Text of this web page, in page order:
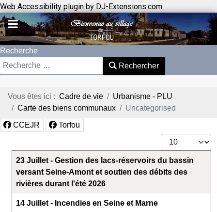
Web Accessibility plugin by DJ-Extensions.com
Recherche
Rechercher
Vous êtes ici : Cadre de vie
Urbanisme - PLU
Carte des biens communaux
Uncategorised
CCEJR
Torfou
Afficher #
Articles
Titre
23 Juillet - Gestion des lacs-réservoirs du bassin
versant Seine-Amont et soutien des débits des
rivières durant l'été 2026
14 Juillet - Incendies en Seine et Marne